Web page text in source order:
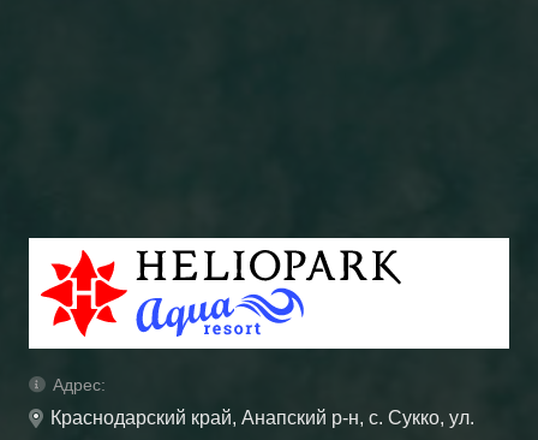
Адрес:
Краснодарский край, Анапский р-н, с. Сукко, ул.